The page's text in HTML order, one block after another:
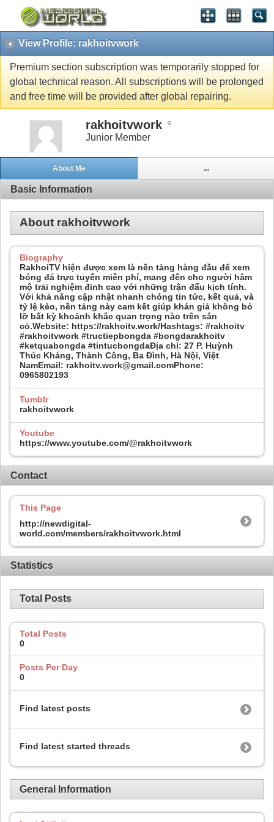
View Profile: rakhoitvwork
Premium section subscription was temporarily stopped for
global technical reason. All subscriptions will be prolonged
and free time will be provided after global repairing.
rakhoitvwork
Junior Member
About Me ...
Basic Information
About rakhoitvwork
Biography
RakhoiTV hiện được xem là nền tảng hàng đầu để xem
bóng đá trực tuyến miễn phí, mang đến cho người hâm
mộ trải nghiệm đỉnh cao với những trận đấu kịch tính.
Với khả năng cập nhật nhanh chóng tin tức, kết quả, và
tỷ lệ kèo, nền tảng này cam kết giúp khán giả không bỏ
lỡ bất kỳ khoảnh khắc quan trọng nào trên sân
cỏ.Website: https://rakhoitv.work/Hashtags: #rakhoitv
#rakhoitvwork #tructiepbongda #bongdarakhoitv
#ketquabongda #tintucbongdaĐịa chỉ: 27 P. Huỳnh
Thúc Kháng, Thành Công, Ba Đình, Hà Nội, Việt
NamEmail: rakhoitv.work@gmail.comPhone:
0965802193
Tumblr
rakhoitvwork
Youtube
https://www.youtube.com/@rakhoitvwork
Contact
This Page
http://newdigital-
world.com/members/rakhoitvwork.html
Statistics
Total Posts
Total Posts
0
Posts Per Day
0
Find latest posts
Find latest started threads
General Information